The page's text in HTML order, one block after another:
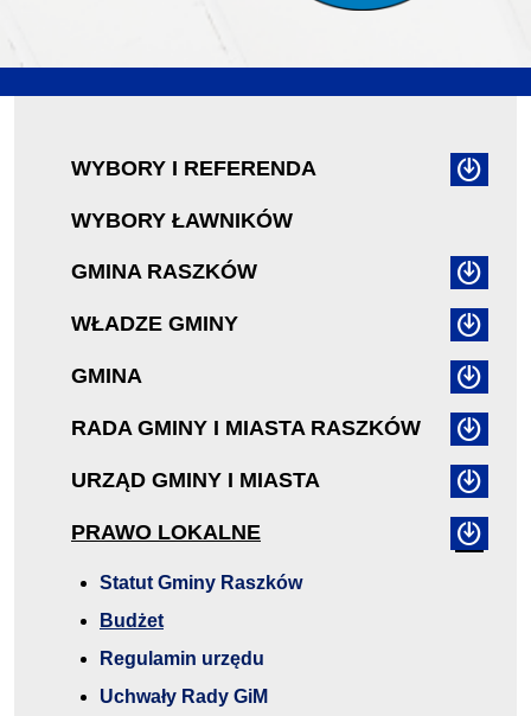
WYBORY I REFERENDA
WYBORY ŁAWNIKÓW
GMINA RASZKÓW
WŁADZE GMINY
GMINA
RADA GMINY I MIASTA RASZKÓW
URZĄD GMINY I MIASTA
PRAWO LOKALNE
Statut Gminy Raszków
Budżet
Regulamin urzędu
Uchwały Rady GiM